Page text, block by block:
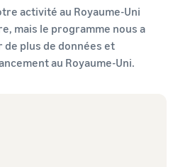
activité au Royaume-Uni
mais le programme nous a
plus de données et
au Royaume-Uni.